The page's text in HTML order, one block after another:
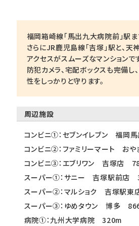
福岡箱崎線「馬出九大病院前」駅
さらにJR鹿児島線「吉塚」駅と、天
アクセスがスムーズなマンションで
防犯カメラ、宅配ボックスも完備し
性をしっかりと守ります。
周辺施設
コンビニ①：セブンイレブン 福岡
コンビニ②：ファミリーマート お
コンビニ③：エブリワン 吉塚店
スーパー①：サニー 吉塚駅前店
スーパー②：マルショク 吉塚駅
スーパー③：ゆめタウン 博多
病院①：九州大学病院 320m